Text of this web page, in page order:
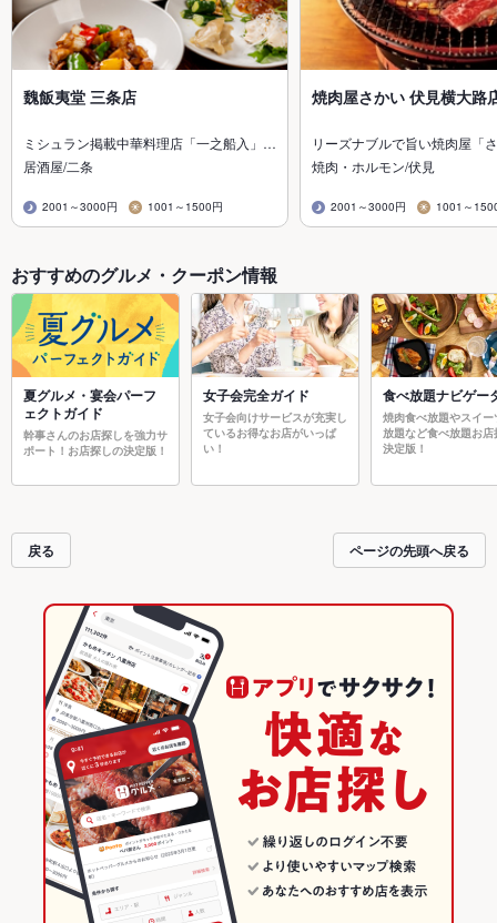
魏飯夷堂 三条店
ミシュラン掲載中華料理店「一之船入」…
居酒屋/二条
2001～3000円 1001～1500円
焼肉屋さかい 伏見横大路
リーズナブルで旨い焼肉屋「
焼肉・ホルモン/伏見
2001～3000円 1001～
おすすめのグルメ・クーポン情報
夏グルメ・宴会パーフ
ェクトガイド
幹事さんのお店探しを強力サ
ポート！お店探しの決定版！
女子会完全ガイド
女子会向けサービスが充実し
ているお得なお店がいっぱ
い！
食べ放題ナビゲー
焼肉食べ放題やスイー
放題など食べ放題お店
決定版！
戻る ページの先頭へ戻る